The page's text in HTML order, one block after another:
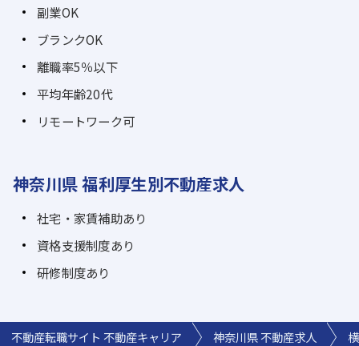
副業OK
ブランクOK
離職率5％以下
平均年齢20代
リモートワーク可
神奈川県 福利厚生別不動産求人
社宅・家賃補助あり
資格支援制度あり
研修制度あり
不動産転職サイト 不動産キャリア 神奈川県 不動産求人